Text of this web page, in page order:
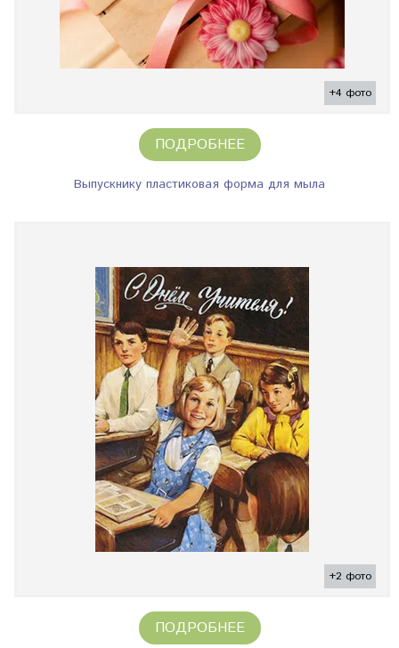
+4 фото
ПОДРОБНЕЕ
Выпускнику пластиковая форма для мыла
+2 фото
ПОДРОБНЕЕ